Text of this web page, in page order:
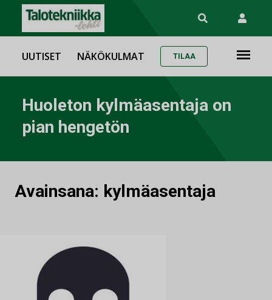
UUTISET NÄKÖKULMAT TILAA
Huoleton kylmäasentaja on
pian hengetön
Avainsana: kylmäasentaja